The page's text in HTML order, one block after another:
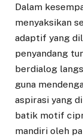
Dalam
menyaksikan
adaptif yang
penyandang
berdialog
guna
aspirasi yang
batik motif
mandiri oleh